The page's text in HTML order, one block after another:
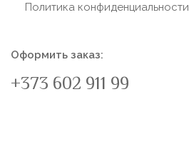
Политика конфиденциальности
Оформить заказ:
+373 602 911 99